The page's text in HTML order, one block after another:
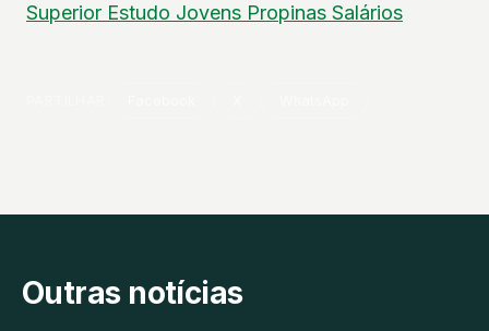
Superior Estudo Jovens Propinas Salários
Outras notícias